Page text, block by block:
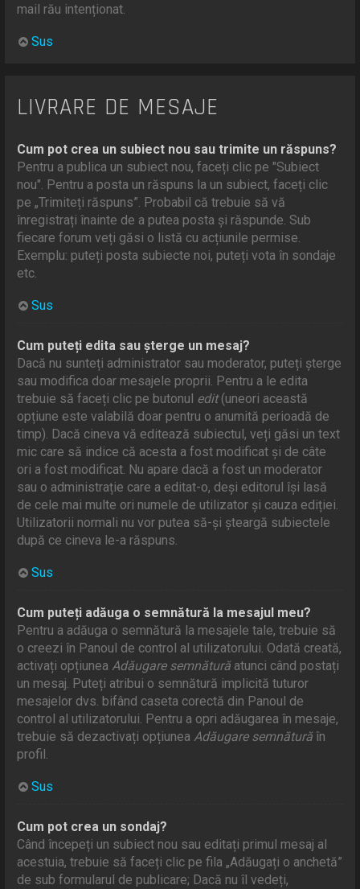
mail rău intenționat.
Sus
LIVRARE DE MESAJE
Cum pot crea un subiect nou sau trimite un răspuns?
Pentru a publica un subiect nou, faceți clic pe "Subiect
nou". Pentru a posta un răspuns la un subiect, faceți clic
pe „Trimiteți răspuns”. Probabil că trebuie să vă
înregistrați înainte de a putea posta și răspunde. Sub
fiecare forum veți găsi o listă cu acțiunile permise.
Exemplu: puteți posta subiecte noi, puteți vota în sondaje
etc.
Sus
Cum puteți edita sau șterge un mesaj?
Dacă nu sunteți administrator sau moderator, puteți șterge
sau modifica doar mesajele proprii. Pentru a le edita
trebuie să faceți clic pe butonul edit(uneori această
opțiune este valabilă doar pentru o anumită perioadă de
timp). Dacă cineva vă editează subiectul, veți găsi un text
mic care să indice că acesta a fost modificat și de câte
ori a fost modificat. Nu apare dacă a fost un moderator
sau o administrație care a editat-o, deși editorul își lasă
de cele mai multe ori numele de utilizator și cauza ediției.
Utilizatorii normali nu vor putea să-și șteargă subiectele
după ce cineva le-a răspuns.
Sus
Cum puteți adăuga o semnătură la mesajul meu?
Pentru a adăuga o semnătură la mesajele tale, trebuie să
o creezi în Panoul de control al utilizatorului. Odată creată,
activați opțiuneaAdăugare semnătură atunci când postați
un mesaj. Puteți atribui o semnătură implicită tuturor
mesajelor dvs. bifând caseta corectă din Panoul de
control al utilizatorului. Pentru a opri adăugarea în mesaje,
trebuie să dezactivați opțiuneaAdăugare semnăturăîn
profil.
Sus
Cum pot crea un sondaj?
Când începeți un subiect nou sau editați primul mesaj al
acestuia, trebuie să faceți clic pe fila „Adăugați o anchetă”
de sub formularul de publicare; Dacă nu îl vedeți,